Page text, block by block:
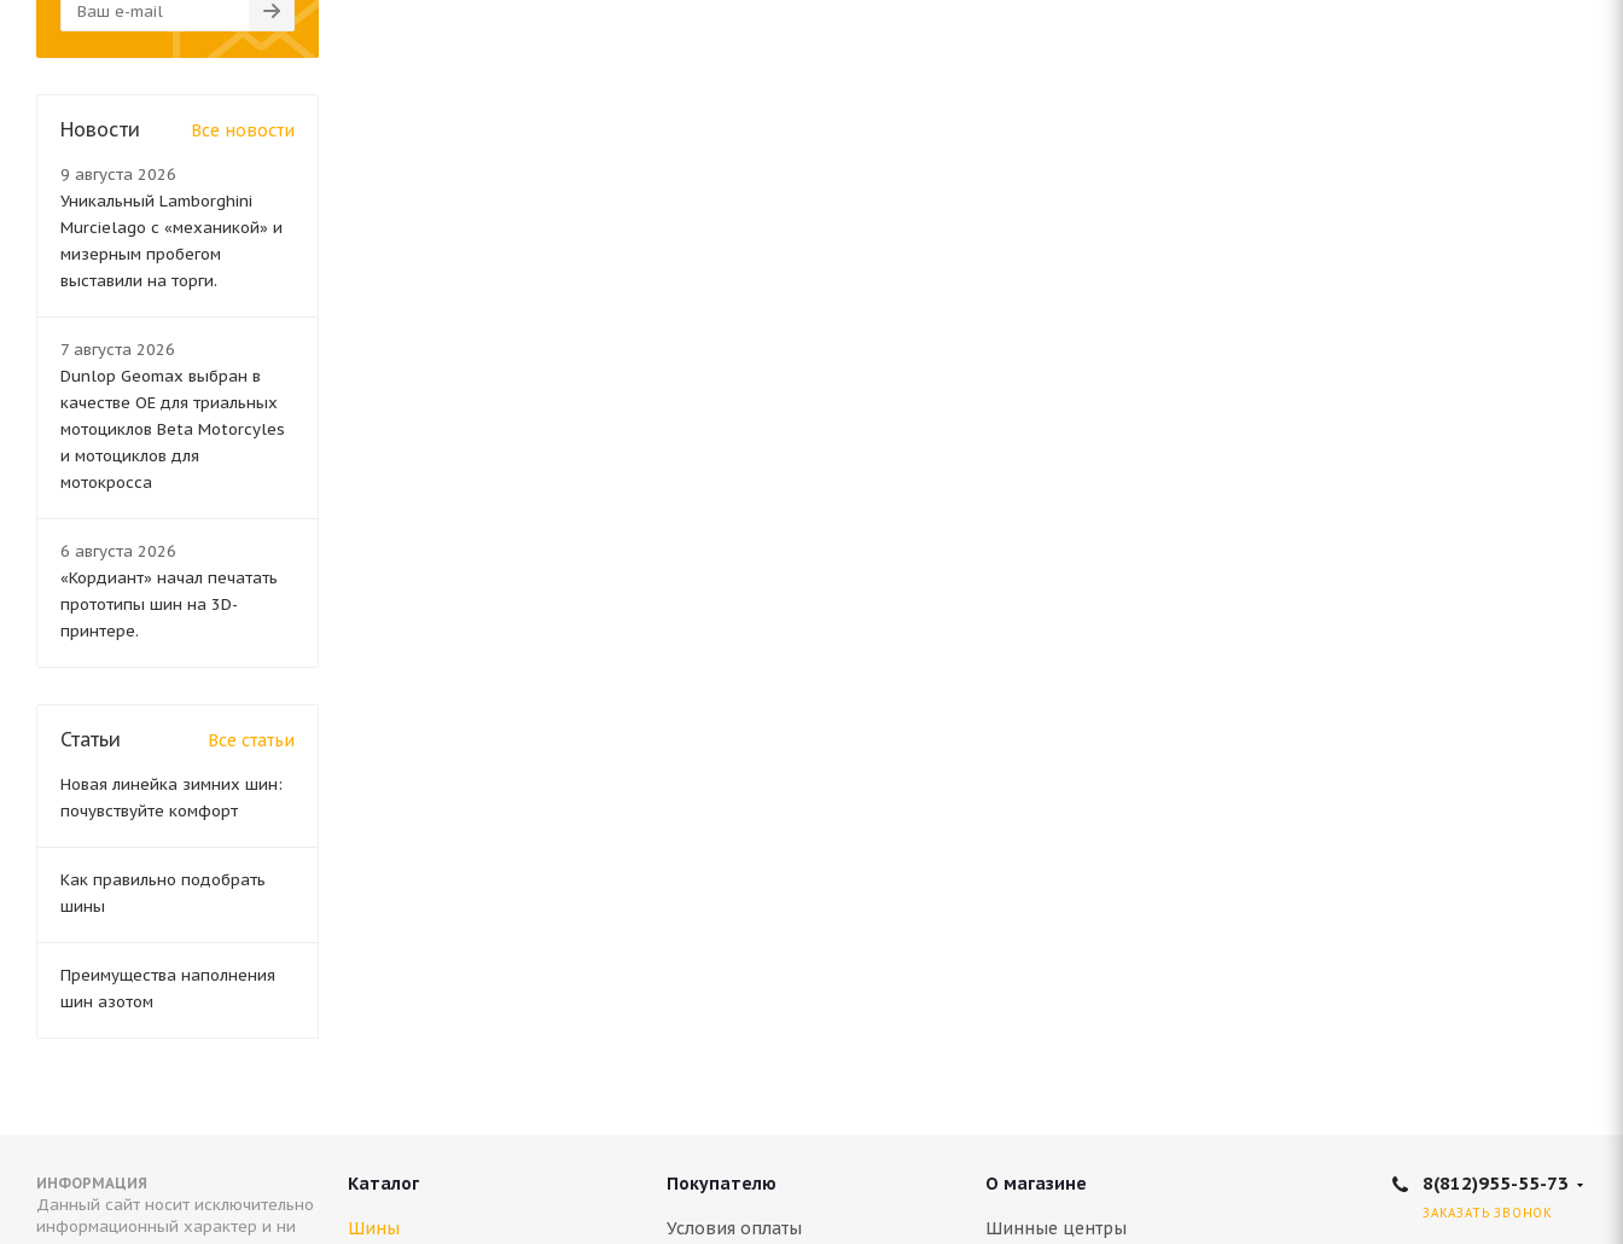
Новости Все новости
9 августа 2026
Уникальный Lamborghini
Murcielago с «механикой» и
мизерным пробегом
выставили на торги.
7 августа 2026
Dunlop Geomax выбран в
качестве OE для триальных
мотоциклов Beta Motorcyles
и мотоциклов для
мотокросса
6 августа 2026
«Кордиант» начал печатать
прототипы шин на 3D-
принтере.
Статьи Все статьи
Новая линейка зимних шин:
почувствуйте комфорт
Как правильно подобрать
шины
Преимущества наполнения
шин азотом
ИНФОРМАЦИЯ
Данный сайт носит исключительно
информационный характер и ни
Каталог
Шины
Покупателю
Условия оплаты
О магазине
Шинные центры
8(812)955-55-73
ЗАКАЗАТЬ ЗВОНОК